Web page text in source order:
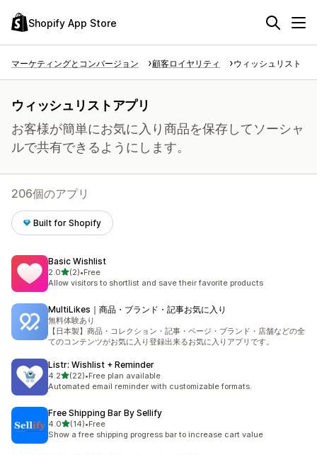
Shopify App Store
マーケティングとコンバージョン 顧客ロイヤリティ ウィッシュリスト
ウィッシュリストアプリ
お客様が簡単にお気に入り商品を保存してソーシャ
ルで共有できるようにします。
206個のアプリ
Built for Shopify
Basic Wishlist
2.05つ星中
(2)
合計レビュー数：2件
•Free
Allow visitors to shortlist and save their favorite products
MultiLikes｜商品・ブランド・記事お気に入り
無料体験あり
【日本製】商品・コレクション・記事・ページ・ブランド・店舗などの全
てのコンテンツがお気に入り登録出来るお気に入りアプリです。
Listr: Wishlist + Reminder
4.25つ星中
(22)
合計レビュー数：22件
•Free plan available
Automated email reminder with customizable formats.
Free Shipping Bar By Sellify
4.05つ星中
(14)
合計レビュー数：14件
•Free
Show a free shipping progress bar to increase cart value